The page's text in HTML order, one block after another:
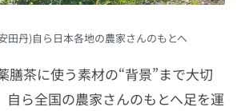
田丹)自ら日本各地の農家さんのもとへ
膳茶に使う素材の“背景”まで大切
自ら全国の農家さんのもとへ足を運